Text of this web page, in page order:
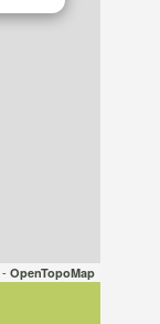
- OpenTopoMap